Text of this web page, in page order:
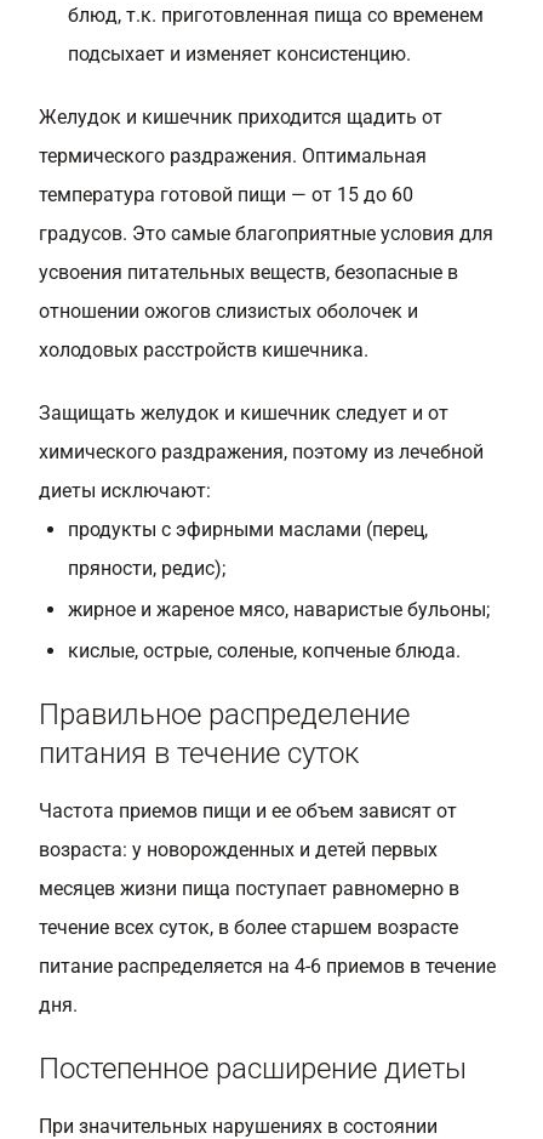
блюд, т.к. приготовленная пища со временем
подсыхает и изменяет консистенцию.
Желудок и кишечник приходится щадить от
термического раздражения. Оптимальная
температура готовой пищи — от 15 до 60
градусов. Это самые благоприятные условия для
усвоения питательных веществ, безопасные в
отношении ожогов слизистых оболочек и
холодовых расстройств кишечника.
Защищать желудок и кишечник следует и от
химического раздражения, поэтому из лечебной
диеты исключают:
продукты с эфирными маслами (перец,
пряности, редис);
жирное и жареное мясо, наваристые бульоны;
кислые, острые, соленые, копченые блюда.
Правильное распределение
питания в течение суток
Частота приемов пищи и ее объем зависят от
возраста: у новорожденных и детей первых
месяцев жизни пища поступает равномерно в
течение всех суток, в более старшем возрасте
питание распределяется на 4-6 приемов в течение
дня.
Постепенное расширение диеты
При значительных нарушениях в состоянии